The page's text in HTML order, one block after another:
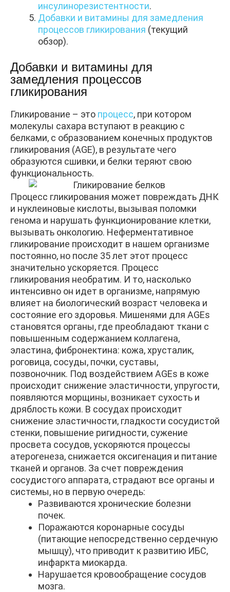
инсулинорезистентности.
Добавки и витамины для замедления
процессов гликирования (текущий
обзор).
Добавки и витамины для
замедления процессов
гликирования
Гликирование – это процесс, при котором
молекулы сахара вступают в реакцию с
белками, с образованием конечных продуктов
гликирования (AGE), в результате чего
образуются сшивки, и белки теряют свою
функциональность.
Процесс гликирования может повреждать ДНК
и нуклеиновые кислоты, вызывая поломки
генома и нарушать функционирование клетки,
вызывать онкологию. Неферментативное
гликирование происходит в нашем организме
постоянно, но после 35 лет этот процесс
значительно ускоряется. Процесс
гликирования необратим. И то, насколько
интенсивно он идет в организме, напрямую
влияет на биологический возраст человека и
состояние его здоровья. Мишенями для AGEs
становятся органы, где преобладают ткани с
повышенным содержанием коллагена,
эластина, фибронектина: кожа,хрусталик,
роговица, сосуды, почки, суставы,
позвоночник. Под воздействием AGEs в коже
происходит снижение эластичности, упругости,
появляются морщины, возникает сухость и
дряблость кожи. В сосудах происходит
снижение эластичности, гладкости сосудистой
стенки, повышение ригидности, сужение
просвета сосудов, ускоряются процессы
атерогенеза, снижается оксигенация и питание
тканей и органов. За счет повреждения
сосудистого аппарата, страдают все органы и
системы, но в первую очередь:
Развиваются хронические болезни
почек.
Поражаются коронарные сосуды
(питающие непосредственно сердечную
мышцу), что приводит к развитию ИБС,
инфаркта миокарда.
Нарушается кровообращение сосудов
мозга.